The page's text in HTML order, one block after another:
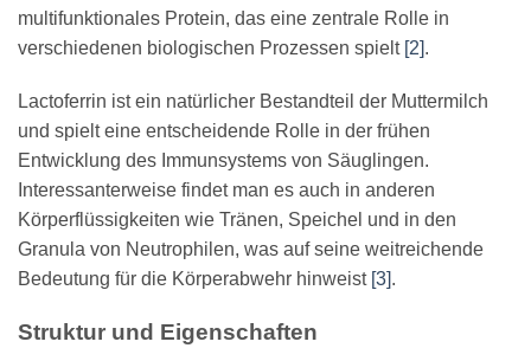
multifunktionales Protein, das eine zentrale Rolle in
verschiedenen biologischen Prozessen spielt [2].
Lactoferrin ist ein natürlicher Bestandteil der Muttermilch
und spielt eine entscheidende Rolle in der frühen
Entwicklung des Immunsystems von Säuglingen.
Interessanterweise findet man es auch in anderen
Körperflüssigkeiten wie Tränen, Speichel und in den
Granula von Neutrophilen, was auf seine weitreichende
Bedeutung für die Körperabwehr hinweist [3].
Struktur und Eigenschaften